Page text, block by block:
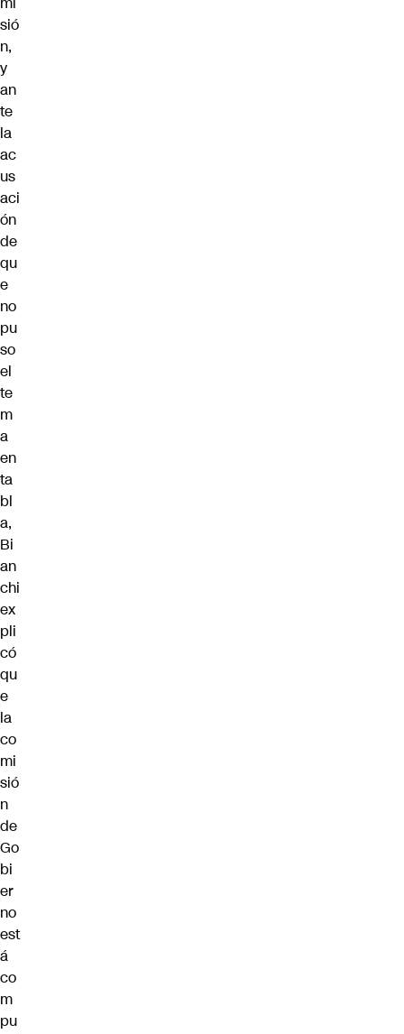
sió
n,
y
an
te
la
ac
us
aci
ón
de
qu
e
no
pu
so
el
te
m
a
en
ta
bl
a,
Bi
an
chi
ex
pli
có
qu
e
la
co
mi
sió
n
de
Go
bi
er
no
est
á
co
m
pu